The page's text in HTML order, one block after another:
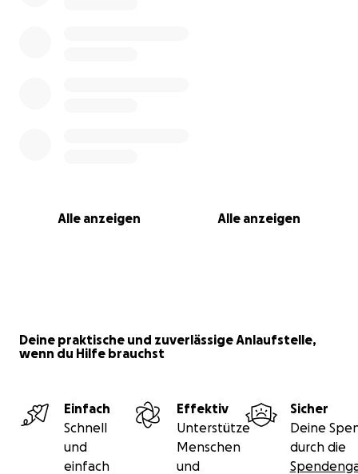
Alle anzeigen Alle anzeigen
Deine praktische und zuverlässige Anlaufstelle,
wenn du Hilfe brauchst
Einfach
Schnell
und
einfach
Effektiv
Unterstütze
Menschen
und
Sicher
Deine
durch die